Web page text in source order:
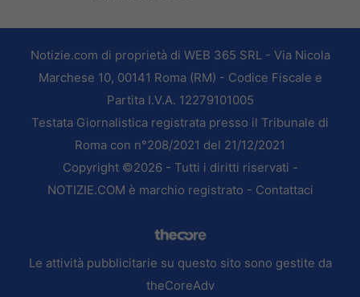
Notizie.com di proprietà di WEB 365 SRL - Via Nicola
Marchese 10, 00141 Roma (RM) - Codice Fiscale e
Partita I.V.A. 12279101005
Testata Giornalistica registrata presso il Tribunale di
Roma con n°208/2021 del 21/12/2021
Copyright ©2026 - Tutti i diritti riservati -
NOTIZIE.COM è marchio registrato - Contattaci
Le attività pubblicitarie su questo sito sono gestite da
theCoreAdv